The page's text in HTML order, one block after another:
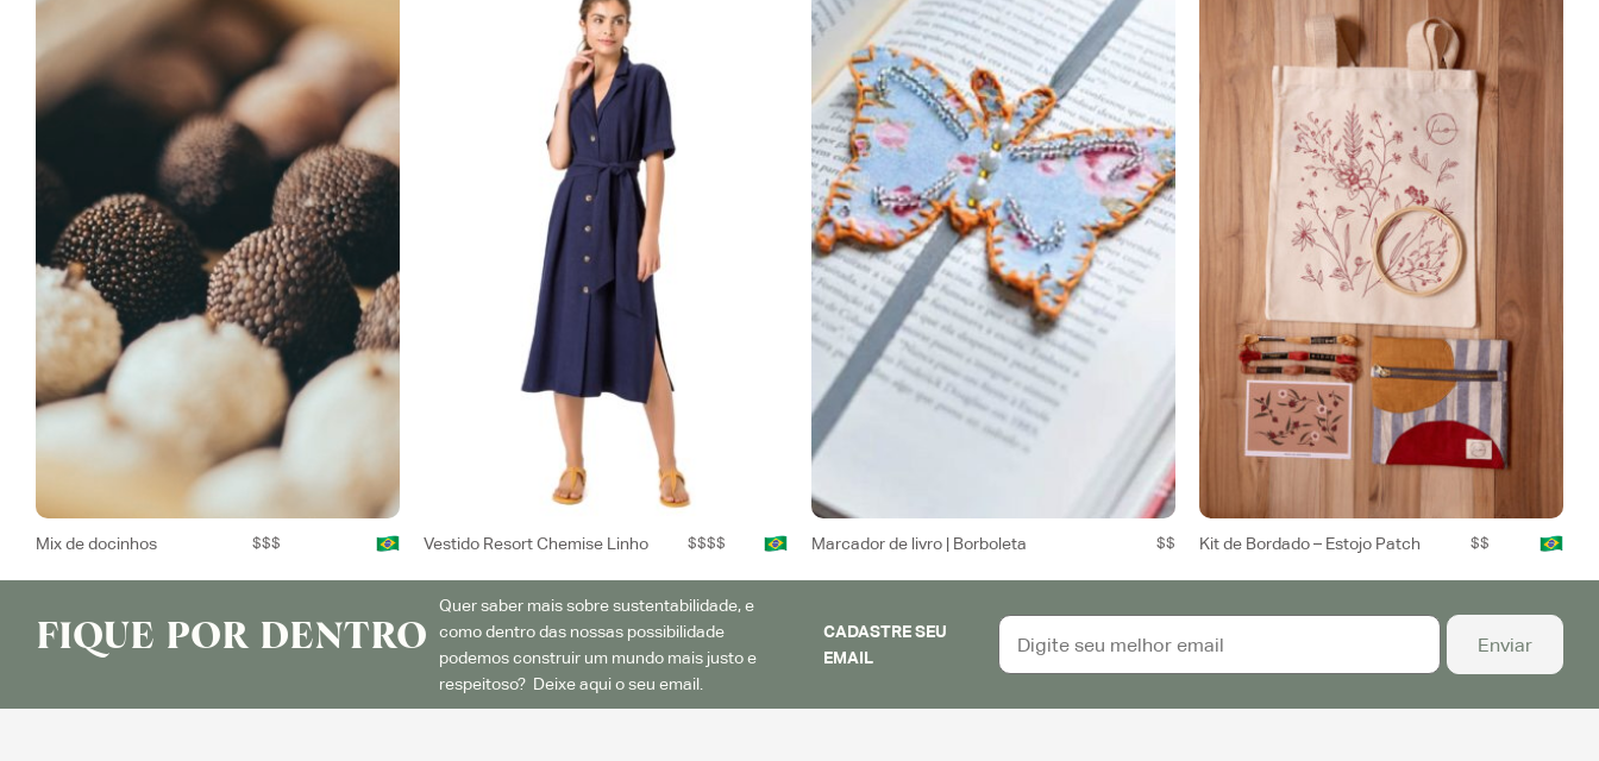
Mix de docinhos $$$ Vestido Resort Chemise Linho $$$$ Marcador de livro | Borboleta $$ Kit de Bordado – Estojo Patch $$
FIQUE POR DENTRO
Quer saber mais sobre sustentabilidade, e
como dentro das nossas possibilidade
podemos construir um mundo mais justo e
respeitoso? Deixe aqui o seu email.
CADASTRE SEU
EMAIL